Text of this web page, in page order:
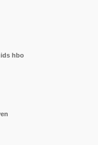
hbo